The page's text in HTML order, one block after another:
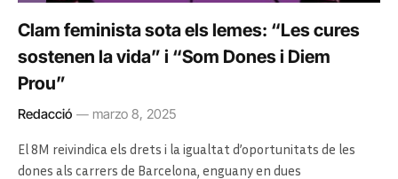
Clam feminista sota els lemes: “Les cures
sostenen la vida” i “Som Dones i Diem
Prou”
Redacció marzo 8, 2025
El 8M reivindica els drets i la igualtat d’oportunitats de les
dones als carrers de Barcelona, enguany en dues